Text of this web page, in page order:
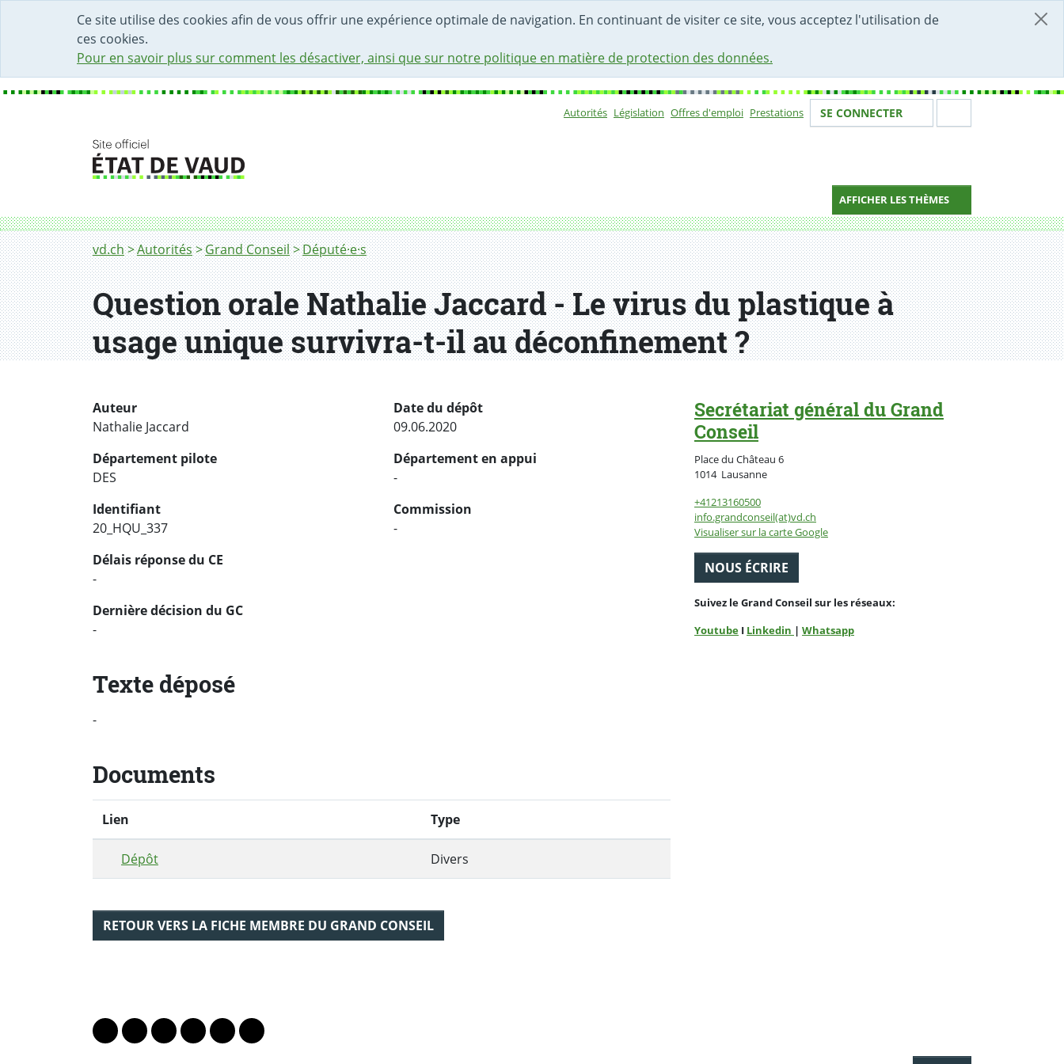
Ce site utilise des cookies afin de vous offrir une expérience optimale de navigation. En continuant de visiter ce site, vous acceptez l'utilisation de
ces cookies.
Pour en savoir plus sur comment les désactiver, ainsi que sur notre politique en matière de protection des données.
DÉBUT DU CONTENU DE LA PAGE
ACCÈS AU CHAMP DE RECHERCHE
PAGE D'ACCUEIL
FORMULAIRE DE CONTACT
Autorités Législation Offres d'emploi Prestations Votre identité
SE CONNECTER
AFFICHER LES THÈMES
Fil d'Ariane
vd.ch Autorités Grand Conseil Député·e·s
Question orale Nathalie Jaccard - Le virus du plastique à
usage unique survivra-t-il au déconfinement ?
Auteur
Nathalie Jaccard
Date du dépôt
09.06.2020
Département pilote
DES
Département en appui
-
Identifiant
20_HQU_337
Commission
-
Délais réponse du CE
-
Dernière décision du GC
-
Texte déposé
-
Documents
Lien Type
Dépôt Divers
RETOUR VERS LA FICHE MEMBRE DU GRAND CONSEIL
Secrétariat général du Grand
Conseil
Place du Château 6
1014 LausanneSuisse
+41213160500
info.grandconseil(at)vd.ch
Visualiser sur la carte Google
NOUS ÉCRIRE
Suivez le Grand Conseil sur les réseaux:
Youtube I Linkedin | Whatsapp
Lien vers le profil Mastodon
Lien vers le profil Bluesky
Lien vers le profil Instagram
Lien vers le profil Linkedin
Lien vers le profil Facebook
Lien vers le profil Twitter